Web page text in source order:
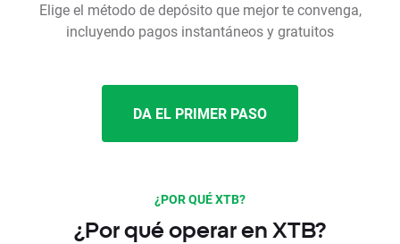
Elige el método de depósito que mejor te convenga,
incluyendo pagos instantáneos y gratuitos
DA EL PRIMER PASO
¿POR QUÉ XTB?
¿Por qué operar en XTB?